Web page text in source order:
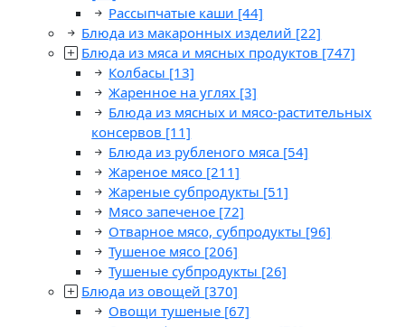
Рассыпчатые каши [44]
Блюда из макаронных изделий [22]
Блюда из мяса и мясных продуктов [747]
Колбасы [13]
Жаренное на углях [3]
Блюда из мясных и мясо-растительных
консервов [11]
Блюда из рубленого мяса [54]
Жареное мясо [211]
Жареные субпродукты [51]
Мясо запеченое [72]
Отварное мясо, субпродукты [96]
Тушеное мясо [206]
Тушеные субпродукты [26]
Блюда из овощей [370]
Овощи тушеные [67]